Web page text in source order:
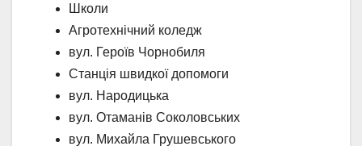
Школи
Агротехнічний коледж
вул. Героїв Чорнобиля
Станція швидкої допомоги
вул. Народицька
вул. Отаманів Соколовських
вул. Михайла Грушевського